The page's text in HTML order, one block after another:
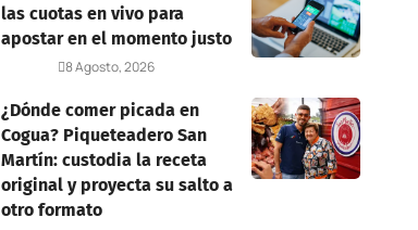
las cuotas en vivo para
apostar en el momento justo
8 Agosto, 2026
¿Dónde comer picada en
Cogua? Piqueteadero San
Martín: custodia la receta
original y proyecta su salto a
otro formato